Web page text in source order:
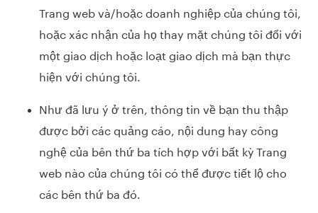
Trang web và/hoặc doanh nghiệp của chúng tôi,
hoặc xác nhận của họ thay mặt chúng tôi đối với
một giao dịch hoặc loạt giao dịch mà bạn thực
hiện với chúng tôi.
Như đã lưu ý ở trên, thông tin về bạn thu thập
được bởi các quảng cáo, nội dung hay công
nghệ của bên thứ ba tích hợp với bất kỳ Trang
web nào của chúng tôi có thể được tiết lộ cho
các bên thứ ba đó.